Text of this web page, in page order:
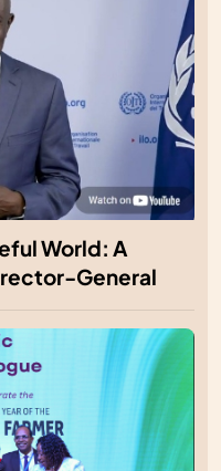
World: A
General